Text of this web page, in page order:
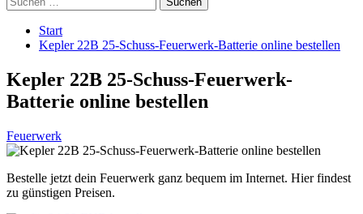
nach:
Start
Kepler 22B 25-Schuss-Feuerwerk-Batterie online bestellen
Kepler 22B 25-Schuss-Feuerwerk-
Batterie online bestellen
Feuerwerk
Bestelle jetzt dein Feuerwerk ganz bequem im Internet. Hier findest
zu günstigen Preisen.